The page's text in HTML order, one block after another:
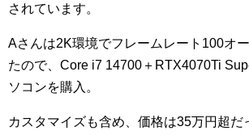
されています。
Aさんは2K環境でフレームレート100オ
たので、Core i7 14700＋RTX4070Ti
ソコンを購入。
カスタマイズも含め、価格は35万円超だ